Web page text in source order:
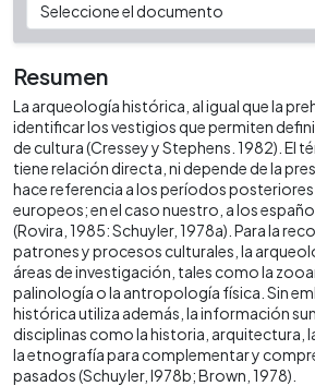
Resumen
La arqueología histórica, al igual que la
identificar los vestigios que permiten
de cultura (Cressey y Stephens. 1982). El
tiene relación directa, ni depende de la
hace referencia a los períodos posteriores
europeos; en el caso nuestro, a los
(Rovira, 1985: Schuyler, 1978a). Para la
patrones y procesos culturales, la
áreas de investigación, tales como la
palinología o la antropología física. Sin
histórica utiliza además, la información
disciplinas como la historia, arquitectura,
la etnografía para complementar y
pasados (Schuyler, l978b; Brown, 1978).